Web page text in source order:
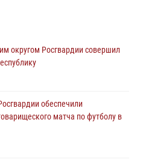
задержали подозреваемых в
пресекли нелегальную
округом Росгвардии совершил
обеспечили
матча по футболу в